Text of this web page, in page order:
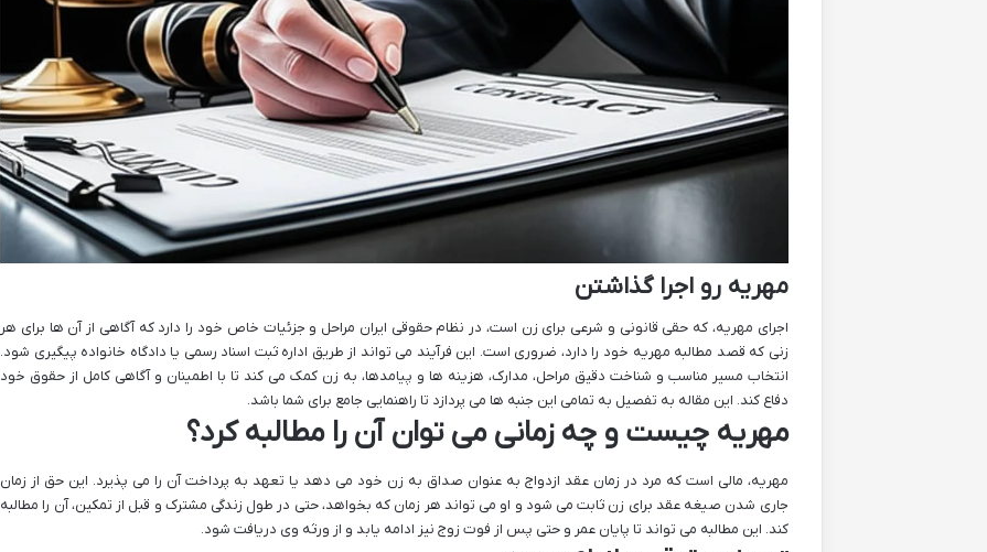
مهریه رو اجرا گذاشتن
اجرای مهریه، که حقی قانونی و شرعی برای زن است، در نظام حقوقی ایران مراحل و جزئیات خاص خود را دارد که آگاهی از آن ها برای هر
زنی که قصد مطالبه مهریه خود را دارد، ضروری است. این فرآیند می تواند از طریق اداره ثبت اسناد رسمی یا دادگاه خانواده پیگیری شود.
انتخاب مسیر مناسب و شناخت دقیق مراحل، مدارک، هزینه ها و پیامدها، به زن کمک می کند تا با اطمینان و آگاهی کامل از حقوق خود
دفاع کند. این مقاله به تفصیل به تمامی این جنبه ها می پردازد تا راهنمایی جامع برای شما باشد.
مهریه چیست و چه زمانی می توان آن را مطالبه کرد؟
مهریه، مالی است که مرد در زمان عقد ازدواج به عنوان صداق به زن خود می دهد یا تعهد به پرداخت آن را می پذیرد. این حق از زمان
جاری شدن صیغه عقد برای زن ثابت می شود و او می تواند هر زمان که بخواهد، حتی در طول زندگی مشترک و قبل از تمکین، آن را مطالبه
کند. این مطالبه می تواند تا پایان عمر و حتی پس از فوت زوج نیز ادامه یابد و از ورثه وی دریافت شود.